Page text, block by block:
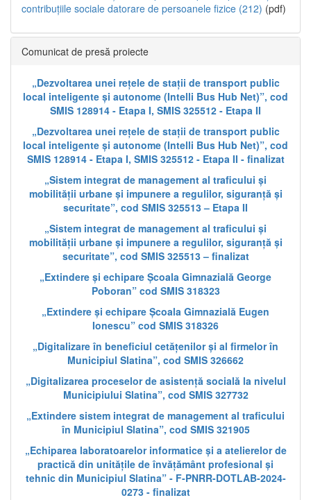
contribuțiile sociale datorare de persoanele fizice (212) (pdf)
Comunicat de presă proiecte
„Dezvoltarea unei rețele de stații de transport public
local inteligente și autonome (Intelli Bus Hub Net)”, cod
SMIS 128914 - Etapa I, SMIS 325512 - Etapa II
„Dezvoltarea unei rețele de stații de transport public
local inteligente și autonome (Intelli Bus Hub Net)”, cod
SMIS 128914 - Etapa I, SMIS 325512 - Etapa II - finalizat
„Sistem integrat de management al traficului și
mobilității urbane și impunere a regulilor, siguranță și
securitate”, cod SMIS 325513 – Etapa II
„Sistem integrat de management al traficului și
mobilității urbane și impunere a regulilor, siguranță și
securitate”, cod SMIS 325513 – finalizat
„Extindere și echipare Școala Gimnazială George
Poboran” cod SMIS 318323
„Extindere și echipare Școala Gimnazială Eugen
Ionescu” cod SMIS 318326
„Digitalizare în beneficiul cetățenilor și al firmelor în
Municipiul Slatina”, cod SMIS 326662
„Digitalizarea proceselor de asistență socială la nivelul
Municipiului Slatina”, cod SMIS 327732
„Extindere sistem integrat de management al traficului
în Municipiul Slatina”, cod SMIS 321905
„Echiparea laboratoarelor informatice și a atelierelor de
practică din unitățile de învățământ profesional și
tehnic din Municipiul Slatina” - F-PNRR-DOTLAB-2024-
0273 - finalizat